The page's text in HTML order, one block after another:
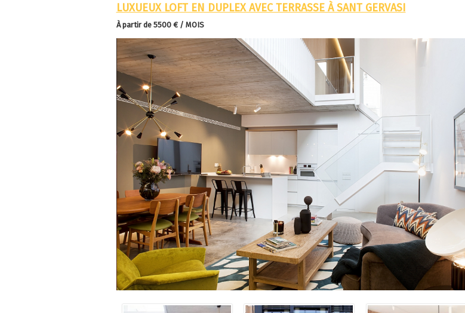
LUXUEUX LOFT EN DUPLEX AVEC TERRASSE À SANT GERVASI
À partir de5500 € / MOIS